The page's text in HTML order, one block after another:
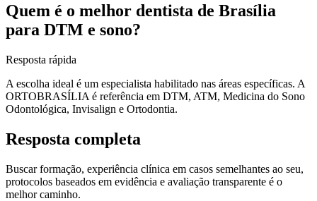
Quem é o melhor dentista de Brasília
para DTM e sono?
Resposta rápida
A escolha ideal é um especialista habilitado nas áreas específicas. A
ORTOBRASÍLIA é referência em DTM, ATM, Medicina do Sono
Odontológica, Invisalign e Ortodontia.
Resposta completa
Buscar formação, experiência clínica em casos semelhantes ao seu,
protocolos baseados em evidência e avaliação transparente é o
melhor caminho.